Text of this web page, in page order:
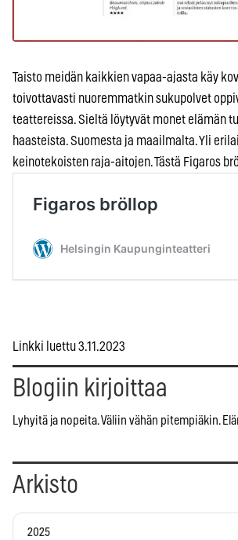
Taisto meidän kaikkien vapaa-ajasta käy
toivottavasti nuoremmatkin sukupolvet
teattereissa. Sieltä löytyvät monet elämän
haasteista. Suomesta ja maailmalta. Yli
keinotekoisten raja-aitojen. Tästä Figaros
Linkki luettu 3.11.2023
Blogiin kirjoittaa
Lyhyitä ja nopeita. Väliin vähän pitempiäkin.
Arkisto
2025